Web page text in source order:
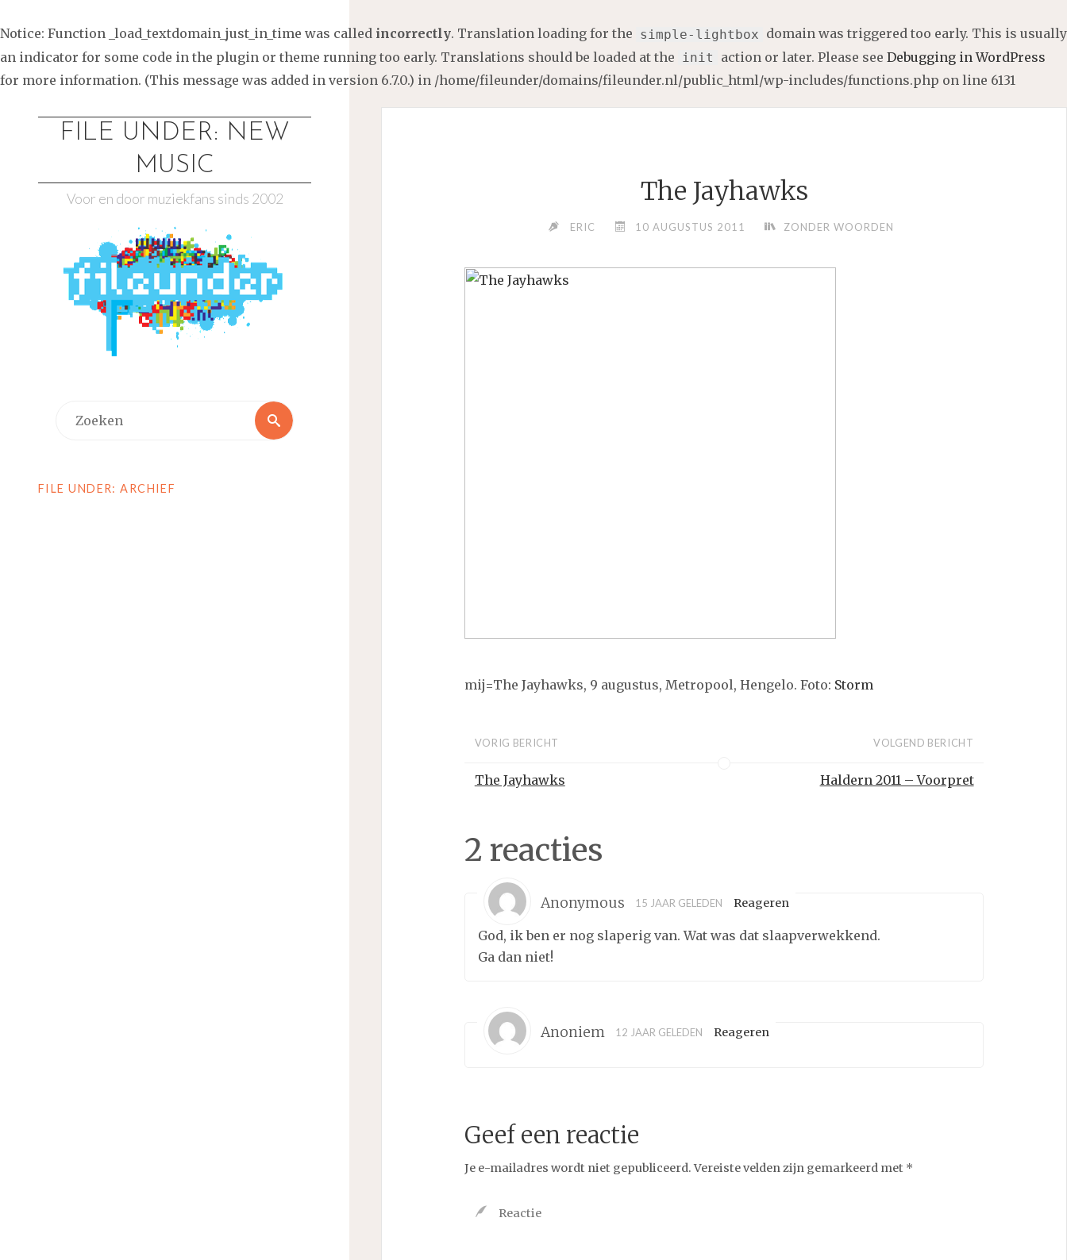
Notice: Function _load_textdomain_just_in_time was called incorrectly. Translation loading for the simple-lightbox domain was triggered too early. This is usually
an indicator for some code in the plugin or theme running too early. Translations should be loaded at the init action or later. Please see Debugging in WordPress
for more information. (This message was added in version 6.7.0.) in /home/fileunder/domains/fileunder.nl/public_html/wp-includes/functions.php on line 6131
FILE UNDER: NEW
MUSIC
Voor en door muziekfans sinds 2002
Zoeken
FILE UNDER: ARCHIEF
The Jayhawks
ERIC 10 AUGUSTUS 2011 ZONDER WOORDEN
mij=The Jayhawks, 9 augustus, Metropool, Hengelo. Foto: Storm
VORIG BERICHT
The Jayhawks
VOLGEND BERICHT
Haldern 2011 – Voorpret
2 reacties
Anonymous 15 JAAR GELEDEN Reageren
God, ik ben er nog slaperig van. Wat was dat slaapverwekkend.
Ga dan niet!
Anoniem 12 JAAR GELEDEN Reageren
Geef een reactie
Je e-mailadres wordt niet gepubliceerd. Vereiste velden zijn gemarkeerd met *